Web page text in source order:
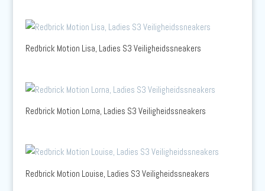
Redbrick Motion Lisa, Ladies S3 Veiligheidssneakers
Redbrick Motion Lorna, Ladies S3 Veiligheidssneakers
Redbrick Motion Louise, Ladies S3 Veiligheidssneakers